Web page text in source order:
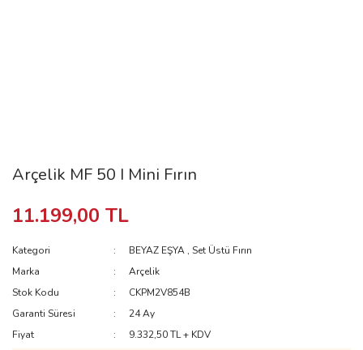
Arçelik MF 50 I Mini Fırın
11.199,00 TL
Kategori BEYAZ EŞYA ,Set Üstü Fırın
Marka
Arçelik
Stok Kodu
CKPM2V854B
Garanti Süresi
24 Ay
Fiyat
9.332,50 TL + KDV